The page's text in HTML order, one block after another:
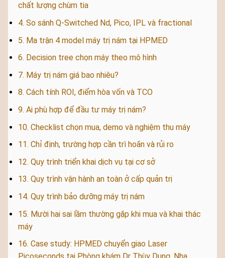
chất lượng chùm tia
4. So sánh Q-Switched Nd, Pico, IPL và fractional
5. Ma trận 4 model máy trị nám tại HPMED
6. Decision tree chọn máy theo mô hình
7. Máy trị nám giá bao nhiêu?
8. Cách tính ROI, điểm hòa vốn và TCO
9. Ai phù hợp để đầu tư máy trị nám?
10. Checklist chọn mua, demo và nghiệm thu máy
11. Chỉ định, trường hợp cần trì hoãn và rủi ro
12. Quy trình triển khai dịch vụ tại cơ sở
13. Quy trình vận hành an toàn ở cấp quản trị
14. Quy trình bảo dưỡng máy trị nám
15. Mười hai sai lầm thường gặp khi mua và khai thác
máy
16. Case study: HPMED chuyển giao Laser